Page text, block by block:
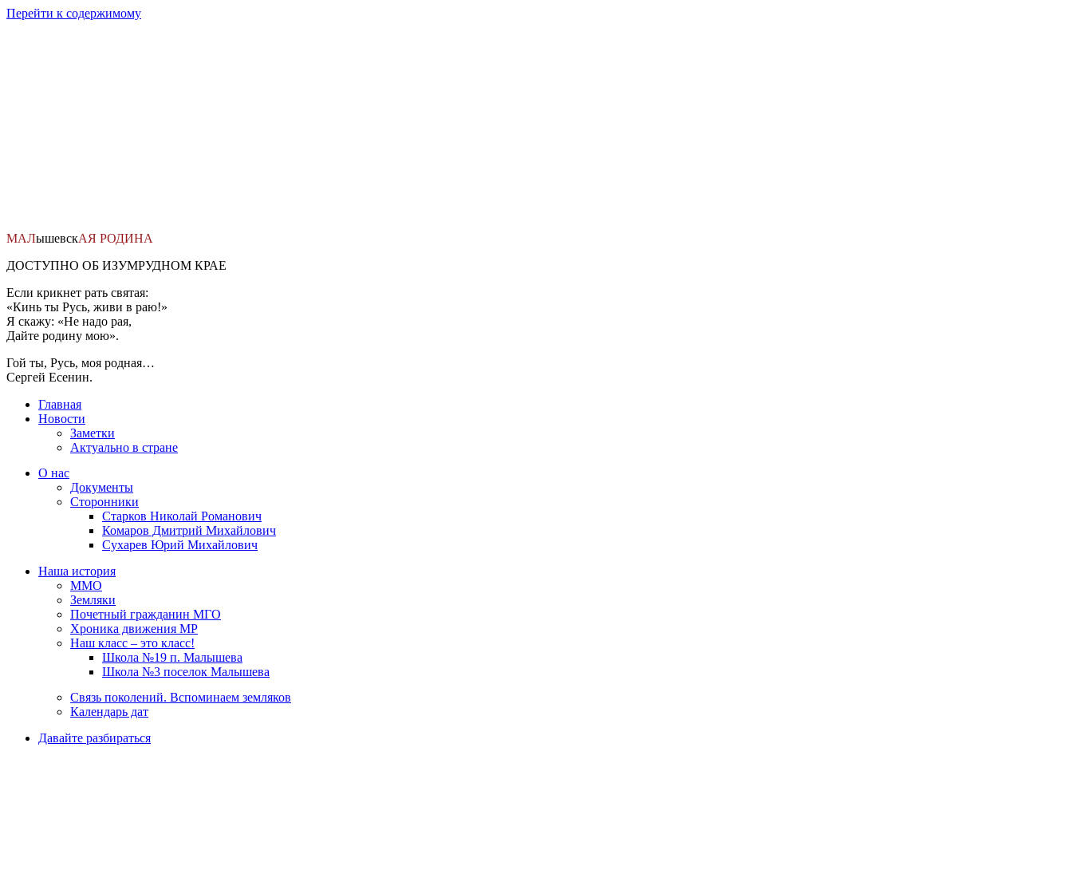
Перейти к содержимому
МАЛышевскАЯ РОДИНА
ДОСТУПНО ОБ ИЗУМРУДНОМ КРАЕ
Если крикнет рать святая:
«Кинь ты Русь, живи в раю!»
Я скажу: «Не надо рая,
Дайте родину мою».
Гой ты, Русь, моя родная…
Сергей Есенин.
Главная
Новости
Заметки
Актуально в стране
О нас
Документы
Сторонники
Старков Николай Романович
Комаров Дмитрий Михайлович
Сухарев Юрий Михайлович
Наша история
ММО
Земляки
Почетный гражданин МГО
Хроника движения МР
Наш класс – это класс!
Школа №19 п. Малышева
Школа №3 поселок Малышева
Связь поколений. Вспоминаем земляков
Календарь дат
Давайте разбираться